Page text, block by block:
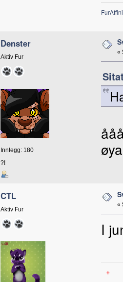
ㅤDenster
Aktiv Fur
Innlegg: 180
?!
«
CTL
Aktiv Fur
«
I